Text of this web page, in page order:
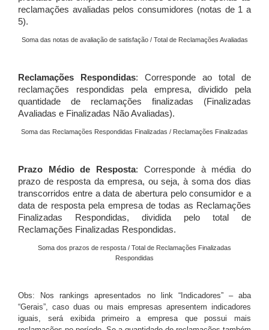
reclamações avaliadas pelos consumidores (notas de 1 a
5).
Soma das notas de avaliação de satisfação / Total de Reclamações Avaliadas
Reclamações Respondidas: Corresponde ao total de
reclamações respondidas pela empresa, dividido pela
quantidade de reclamações finalizadas (Finalizadas
Avaliadas e Finalizadas Não Avaliadas).
Soma das Reclamações Respondidas Finalizadas / Reclamações Finalizadas
Prazo Médio de Resposta: Corresponde à média do
prazo de resposta da empresa, ou seja, à soma dos dias
transcorridos entre a data de abertura pelo consumidor e a
data de resposta pela empresa de todas as Reclamações
Finalizadas Respondidas, dividida pelo total de
Reclamações Finalizadas Respondidas.
Soma dos prazos de resposta / Total de Reclamações Finalizadas
Respondidas
Obs: Nos rankings apresentados no link “Indicadores” – aba
“Gerais”, caso duas ou mais empresas apresentem indicadores
iguais, será exibida primeiro a empresa que possui mais